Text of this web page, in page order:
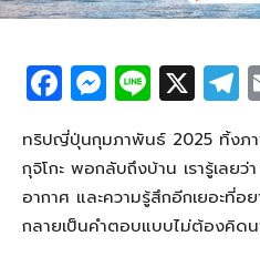
F
a
c
e
b
M
e
ss
e
n
Li
n
e
X T
e
g
ทริปญี่ปุ่นกุมภาพันธ์ 2025 ทิ้งภา
กุจิโกะ พอกลับถึงบ้าน เรารู้เลย
อากาศ และความรู้สึกอีกเยอะที่อ
กลายเป็นคำตอบแบบไม่ต้องคิดน